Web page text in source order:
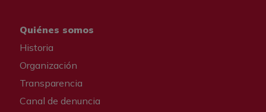
Quiénes somos
Historia
Organización
Transparencia
Canal de denuncia